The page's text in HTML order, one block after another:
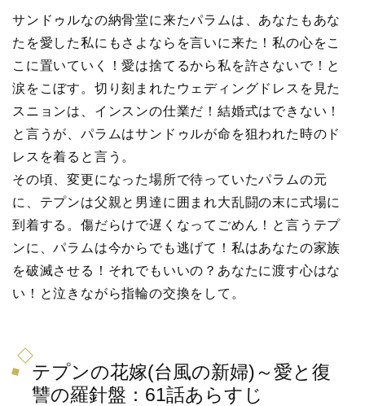
サンドゥルなの納骨堂に来たパラムは、あなたもあな
たを愛した私にもさよならを言いに来た！私の心をこ
こに置いていく！愛は捨てるから私を許さないで！と
涙をこぼす。切り刻まれたウェディングドレスを見た
スニョンは、インスンの仕業だ！結婚式はできない！
と言うが、パラムはサンドゥルが命を狙われた時のド
レスを着ると言う。
その頃、変更になった場所で待っていたパラムの元
に、テプンは父親と男達に囲まれ大乱闘の末に式場に
到着する。傷だらけで遅くなってごめん！と言うテプ
ンに、パラムは今からでも逃げて！私はあなたの家族
を破滅させる！それでもいいの？あなたに渡す心はな
い！と泣きながら指輪の交換をして。
テプンの花嫁(台風の新婦)～愛と復
讐の羅針盤：61話あらすじ